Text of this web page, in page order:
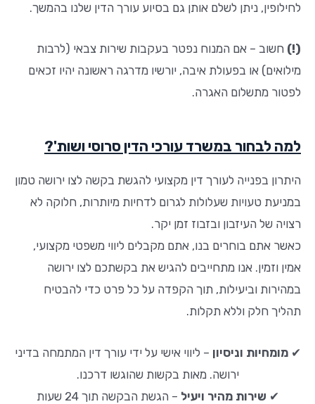
לחילופין, ניתן לשלם אותן גם בסיוע עורך הדין שלנו בהמשך.
(!) חשוב – אם המנוח נפטר בעקבות שירות צבאי (לרבות
מילואים) או בפעולת איבה, יורשיו מדרגה ראשונה יהיו זכאים
לפטור מתשלום האגרה.
למה לבחור במשרד עורכי הדין סרוסי ושות'?
היתרון בפנייה לעורך דין מקצועי להגשת בקשה לצו ירושה טמון
במניעת טעויות שעלולות לגרום לדחיות מיותרות, חלוקה לא
רצויה של העיזבון ובזבוז זמן יקר.
כאשר אתם בוחרים בנו, אתם מקבלים ליווי משפטי מקצועי,
אמין וזמין. אנו מתחייבים להגיש את בקשתכם לצו ירושה
במהירות וביעילות, תוך הקפדה על כל פרט כדי להבטיח
תהליך חלק וללא תקלות.
✔מומחיות וניסיון – ליווי אישי על ידי עורך דין המתמחה בדיני
ירושה. מאות בקשות שהוגשו דרכנו.
✔ שירות מהיר ויעיל
– הגשת הבקשה תוך 24 שעות